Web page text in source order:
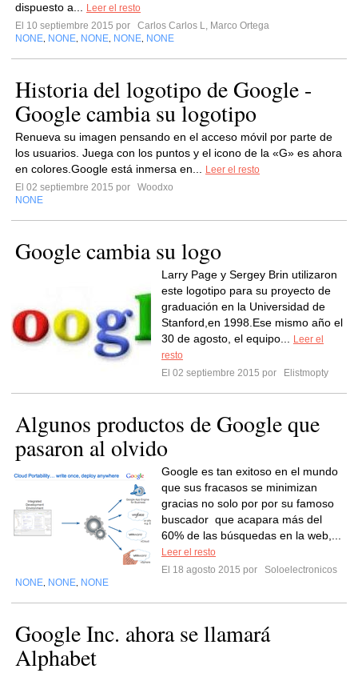
dispuesto a...
Leer el resto
El 10 septiembre 2015 por
Carlos Carlos L, Marco Ortega
NONE NONE NONE NONE NONE
Historia del logotipo de Google -
Google cambia su logotipo
Renueva su imagen pensando en el acceso móvil por parte de
los usuarios. Juega con los puntos y el icono de la «G» es ahora
en colores.Google está inmersa en...
Leer el resto
El 02 septiembre 2015 por
Woodxo
NONE
Google cambia su logo
Larry Page y Sergey Brin utilizaron
este logotipo para su proyecto de
graduación en la Universidad de
Stanford,en 1998.Ese mismo año el
30 de agosto, el equipo...
Leer el
resto
El 02 septiembre 2015 por
Elistmopty
Algunos productos de Google que
pasaron al olvido
Google es tan exitoso en el mundo
que sus fracasos se minimizan
gracias no solo por por su famoso
buscador que acapara más del
60% de las búsquedas en la web,...
Leer el resto
El 18 agosto 2015 por
Soloelectronicos
NONE NONE NONE
Google Inc. ahora se llamará
Alphabet